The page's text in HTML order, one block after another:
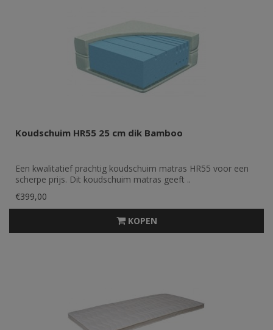
Koudschuim HR55 25 cm dik Bamboo
Een kwalitatief prachtig koudschuim matras HR55 voor een
scherpe prijs. Dit koudschuim matras geeft ..
€399,00
KOPEN